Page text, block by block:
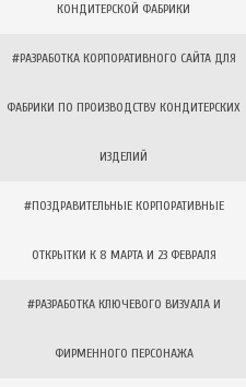
КОНДИТЕРСКОЙ ФАБРИКИ
#РАЗРАБОТКА КОРПОРАТИВНОГО САЙТА ДЛЯ
ФАБРИКИ ПО ПРОИЗВОДСТВУ КОНДИТЕРСКИХ
ИЗДЕЛИЙ
#ПОЗДРАВИТЕЛЬНЫЕ КОРПОРАТИВНЫЕ
ОТКРЫТКИ К 8 МАРТА И 23 ФЕВРАЛЯ
#РАЗРАБОТКА КЛЮЧЕВОГО ВИЗУАЛА И
ФИРМЕННОГО ПЕРСОНАЖА